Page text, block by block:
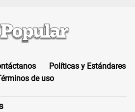
Políticas y Estándares
de uso